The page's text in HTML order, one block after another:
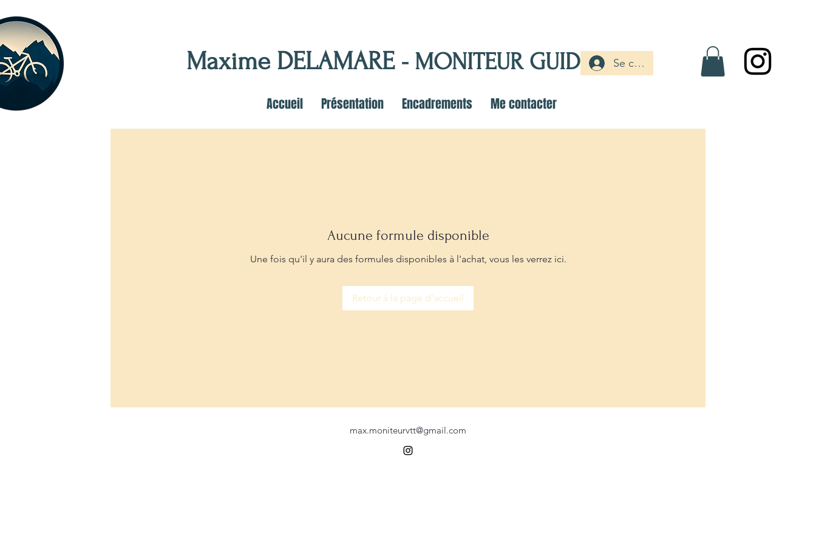
Maxime DELAMARE - MONITEUR GUIDE VTTSe connecter
Accueil Présentation Encadrements Me contacter
Aucune formule disponible
Une fois qu'il y aura des formules disponibles à l'achat, vous les verrez ici.
Retour à la page d'accueil
max.moniteurvtt@gmail.com